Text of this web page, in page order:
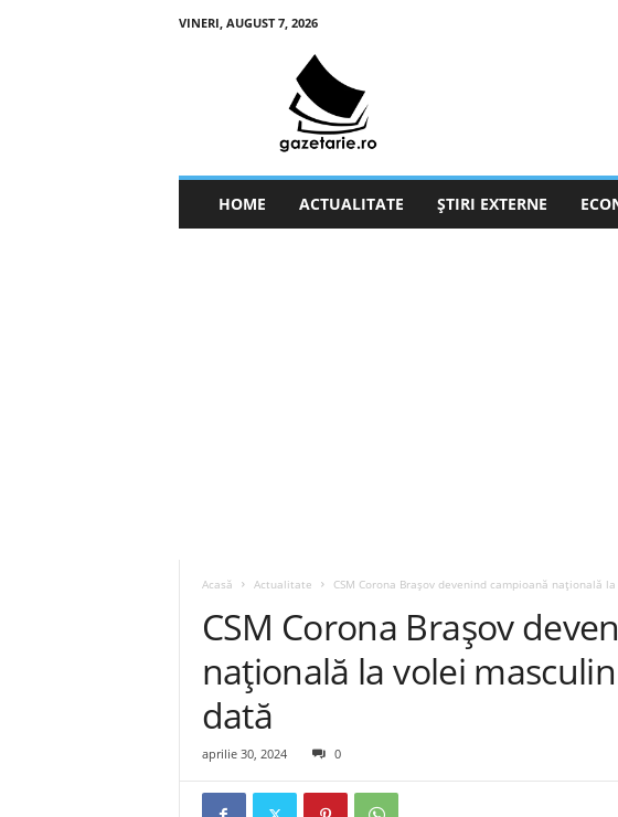
VINERI, AUGUST 7, 2026
HOME ACTUALITATE ȘTIRI EXTERNE
Acasă Actualitate CSM Corona Braşov devenind campioană națională
CSM Corona Braşov
națională la volei
dată
aprilie 30, 2024 0